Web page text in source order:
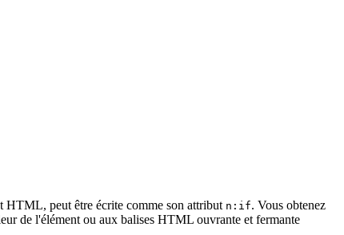
HTML, peut être écrite comme son attribut n:if. Vous obtenez
de l'élément ou aux balises HTML ouvrante et fermante